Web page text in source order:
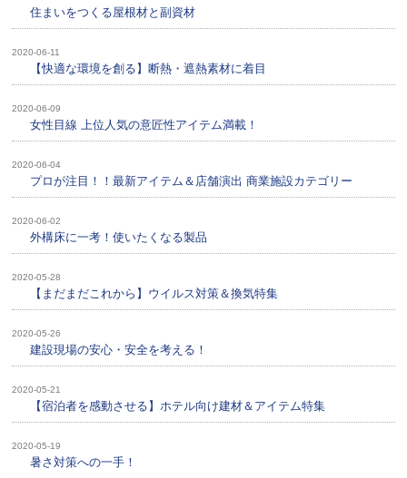
住まいをつくる屋根材と副資材
2020-06-11
【快適な環境を創る】断熱・遮熱素材に着目
2020-06-09
女性目線 上位人気の意匠性アイテム満載！
2020-06-04
プロが注目！！最新アイテム＆店舗演出 商業施設カテゴリー
2020-06-02
外構床に一考！使いたくなる製品
2020-05-28
【まだまだこれから】ウイルス対策＆換気特集
2020-05-26
建設現場の安心・安全を考える！
2020-05-21
【宿泊者を感動させる】ホテル向け建材＆アイテム特集
2020-05-19
暑さ対策への一手！